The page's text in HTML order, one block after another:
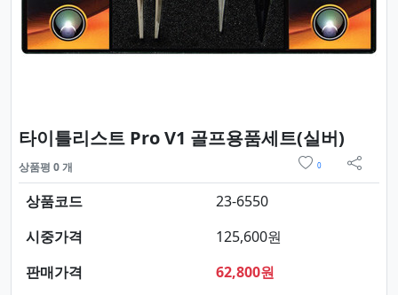
타이틀리스트 Pro V1 골프용품세트(실버)
상품평 0 개 0
sns 공
상품코드
23-6550
시중가격
125,600원
판매가격
62,800원